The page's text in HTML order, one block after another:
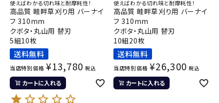
使えばわかる切れ味と耐摩耗性！
高品質 畦畔草刈り用 バーナイ
フ 310mm
クボタ・丸山用 替刃
5組10枚
送料無料
当店特別価格 ¥13,780 税込
カートに入れる
使えばわかる切れ味と耐摩耗性！
高品質 畦畔草刈り用 バーナイ
フ 310mm
クボタ・丸山用 替刃
10組20枚
送料無料
当店特別価格 ¥26,300 税込
カートに入れる